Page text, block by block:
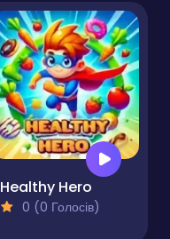
Healthy Hero
0 (0 Голосів)